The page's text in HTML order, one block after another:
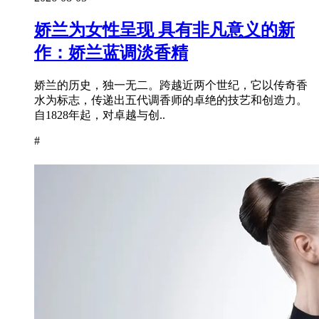
娇兰为女性呈现 具有非凡意义的新
作：娇兰蓝调淡香精
娇兰的历史，独一无二。跨越近两个世纪，它以传奇香
水为标志，传递出五代调香师的卓绝的技艺和创造力。
自1828年起，对卓越与创..
#